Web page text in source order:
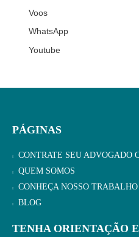
Voos
WhatsApp
Youtube
PÁGINAS
CONTRATE SEU ADVOGADO
QUEM SOMOS
CONHEÇA NOSSO TRABALHO
BLOG
TENHA ORIENTAÇÃO